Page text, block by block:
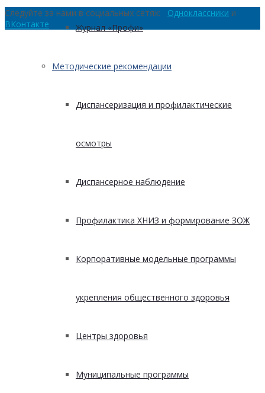
Журнал «Профи»
Методические рекомендации
Диспансеризация и профилактические
осмотры
Диспансерное наблюдение
Профилактика ХНИЗ и формирование ЗОЖ
Корпоративные модельные программы
укрепления общественного здоровья
Центры здоровья
Муниципальные программы
Следуйте за нами в социальных сетях: Одноклассники и
ВКонтакте